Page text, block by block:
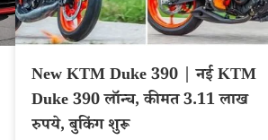
New KTM Duke 390 | नई KTM
Duke 390 लॉन्च, कीमत 3.11 लाख
रुपये, बुकिंग शुरू